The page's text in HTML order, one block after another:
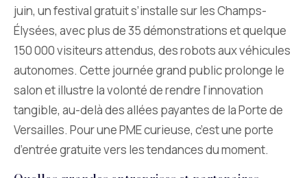
juin, un festival gratuit s’installe sur les Champs-
Élysées, avec plus de 35 démonstrations et quelque
150 000 visiteurs attendus, des robots aux véhicules
autonomes. Cette journée grand public prolonge le
salon et illustre la volonté de rendre l’innovation
tangible, au-delà des allées payantes de la Porte de
Versailles. Pour une PME curieuse, c’est une porte
d’entrée gratuite vers les tendances du moment.